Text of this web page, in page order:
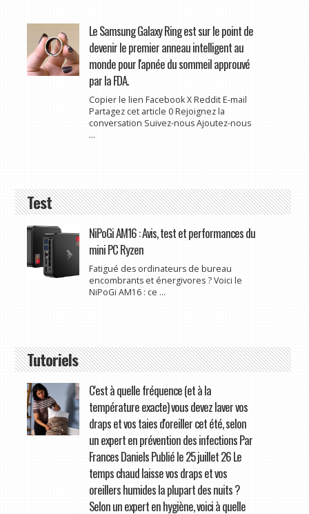
Le Samsung Galaxy Ring est sur le point de
devenir le premier anneau intelligent au
monde pour l'apnée du sommeil approuvé
par la FDA.
Copier le lien Facebook X Reddit E-mail
Partagez cet article 0 Rejoignez la
conversation Suivez-nous Ajoutez-nous
...
Test
NiPoGi AM16 : Avis, test et performances du
mini PC Ryzen
Fatigué des ordinateurs de bureau
encombrants et énergivores ? Voici le
NiPoGi AM16 : ce ...
Tutoriels
C'est à quelle fréquence (et à la
température exacte) vous devez laver vos
draps et vos taies d'oreiller cet été, selon
un expert en prévention des infections Par
Frances Daniels Publié le 25 juillet 26 Le
temps chaud laisse vos draps et vos
oreillers humides la plupart des nuits ?
Selon un expert en hygiène, voici à quelle